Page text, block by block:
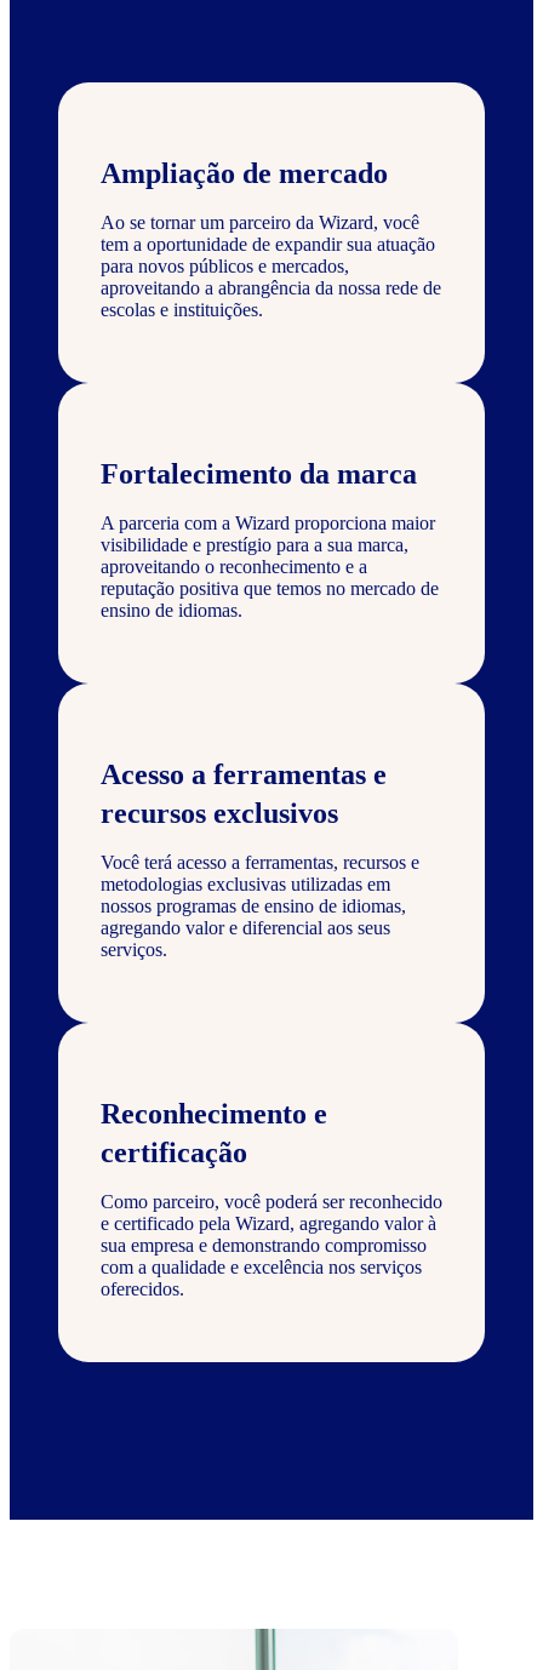
Ampliação de mercado
Ao se tornar um parceiro da Wizard, você
tem a oportunidade de expandir sua atuação
para novos públicos e mercados,
aproveitando a abrangência da nossa rede de
escolas e instituições.
Fortalecimento da marca
A parceria com a Wizard proporciona maior
visibilidade e prestígio para a sua marca,
aproveitando o reconhecimento e a
reputação positiva que temos no mercado de
ensino de idiomas.
Acesso a ferramentas e
recursos exclusivos
Você terá acesso a ferramentas, recursos e
metodologias exclusivas utilizadas em
nossos programas de ensino de idiomas,
agregando valor e diferencial aos seus
serviços.
Reconhecimento e
certificação
Como parceiro, você poderá ser reconhecido
e certificado pela Wizard, agregando valor à
sua empresa e demonstrando compromisso
com a qualidade e excelência nos serviços
oferecidos.